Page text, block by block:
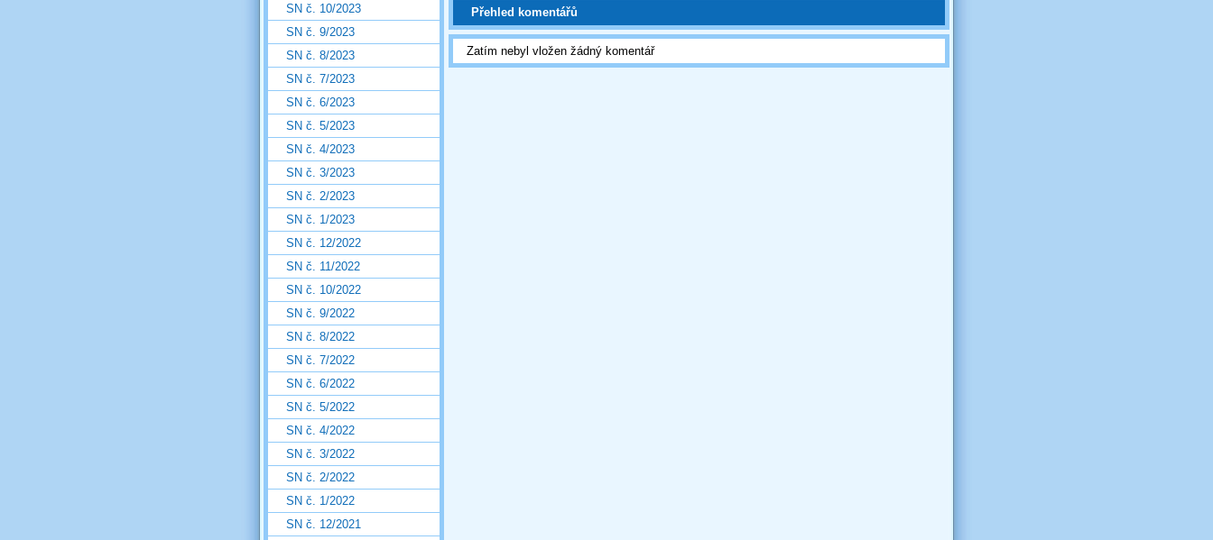
Přehled komentářů
Zatím nebyl vložen žádný komentář
SN č. 10/2023
SN č. 9/2023
SN č. 8/2023
SN č. 7/2023
SN č. 6/2023
SN č. 5/2023
SN č. 4/2023
SN č. 3/2023
SN č. 2/2023
SN č. 1/2023
SN č. 12/2022
SN č. 11/2022
SN č. 10/2022
SN č. 9/2022
SN č. 8/2022
SN č. 7/2022
SN č. 6/2022
SN č. 5/2022
SN č. 4/2022
SN č. 3/2022
SN č. 2/2022
SN č. 1/2022
SN č. 12/2021